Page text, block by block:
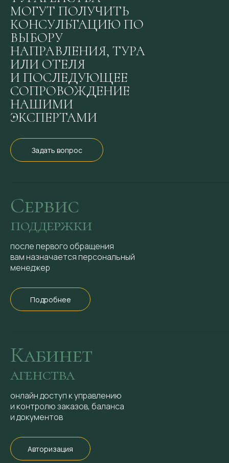
МОГУТ ПОЛУЧИТЬ
КОНСУЛЬТАЦИЮ ПО
ВЫБОРУ
НАПРАВЛЕНИЯ, ТУРА
ИЛИ ОТЕЛЯ
И ПОСЛЕДУЮЩЕЕ
СОПРОВОЖДЕНИЕ
НАШИМИ
ЭКСПЕРТАМИ
Задать вопрос
Сервис
поддержки
после первого обращения
вам назначается персональный
менеджер
Подробнее
Кабинет
агенства
онлайн доступ к управлению
и контролю заказов, баланса
и документов
Авторизация